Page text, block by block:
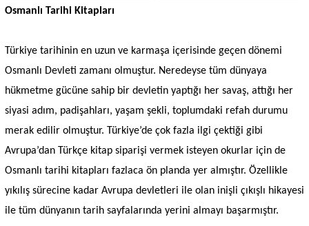
Osmanlı Tarihi Kitapları
Türkiye tarihinin en uzun ve karmaşa içerisinde geçen dönemi
Osmanlı Devleti zamanı olmuştur. Neredeyse tüm dünyaya
hükmetme gücüne sahip bir devletin yaptığı her savaş, attığı her
siyasi adım, padişahları, yaşam şekli, toplumdaki refah durumu
merak edilir olmuştur. Türkiye’de çok fazla ilgi çektiği gibi
Avrupa’dan Türkçe kitap siparişi vermek isteyen okurlar için de
Osmanlı tarihi kitapları fazlaca ön planda yer almıştır. Özellikle
yıkılış sürecine kadar Avrupa devletleri ile olan inişli çıkışlı hikayesi
ile tüm dünyanın tarih sayfalarında yerini almayı başarmıştır.